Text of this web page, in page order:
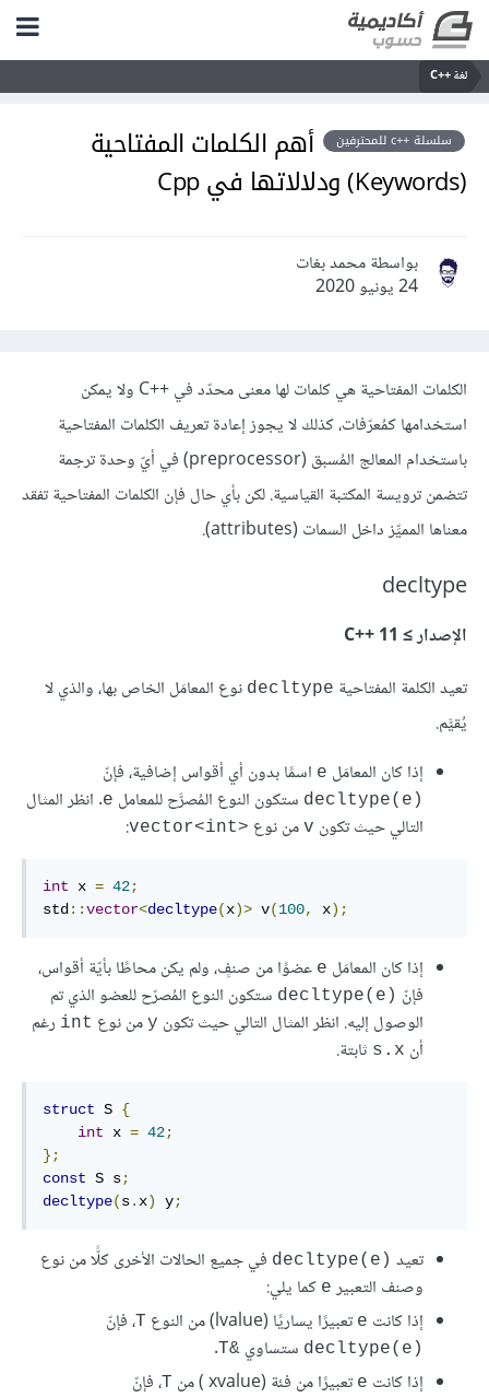
لغة C++‎
سلسلة ++c للمحترفين
أهم الكلمات المفتاحية
(Keywords) ودلالاتها في Cpp
بواسطة محمد بغات
24 يونيو 2020
الكلمات المفتاحية هي كلمات لها معنى محدّد في C++‎ ولا يمكن
استخدامها كمُعرّفات، كذلك لا يجوز إعادة تعريف الكلمات المفتاحية
باستخدام المعالج المُسبق (preprocessor) في أيّ وحدة ترجمة
تتضمن ترويسة المكتبة القياسية. لكن بأي حال فإن الكلمات المفتاحية تفقد
معناها المميِّز داخل السمات (attributes).
decltype
الإصدار ≥ C++‎ 11
تعيد الكلمة المفتاحية decltype نوع المعامَل الخاص بها، والذي لا
يُقيَّم.
إذا كان المعامَل ‎e‎ اسمًا بدون أي أقواس إضافية، فإنّ
‎decltype(e)‎ ستكون النوع المُصرَّح للمعامل ‎e‎. انظر المثال
التالي حيث تكون v من نوع <vector<int
:
int x = 42;
std ::vector<decltype(x)> v(100, x);
إذا كان المعامَل ‎e‎ عضوًا من صنفٍ، ولم يكن محاطًا بأيّة أقواس،
فإنّ ‎decltype(e)‎ ستكون النوع المُصرّح للعضو الذي تم
الوصول إليه. انظر المثال التالي حيث تكون y من نوع int رغم
أن s.x ثابتة.
struct S {
int x = 42;
};
const S s;
decltype(s. x) y;
تعيد ‎decltype(e)‎ في جميع الحالات الأخرى كلًّا من نوع
وصنف التعبير ‎e‎ كما يلي:
إذا كانت ‎e‎ تعبيرًا يساريًا (lvalue) من النوع ‎T‎، فإنّ
‎decltype(e)‎ ستساوي ‎T&‎
.
إذا كانت ‎e‎ تعبيرًا من فئة (xvalue ) من ‎T‎، فإنّ